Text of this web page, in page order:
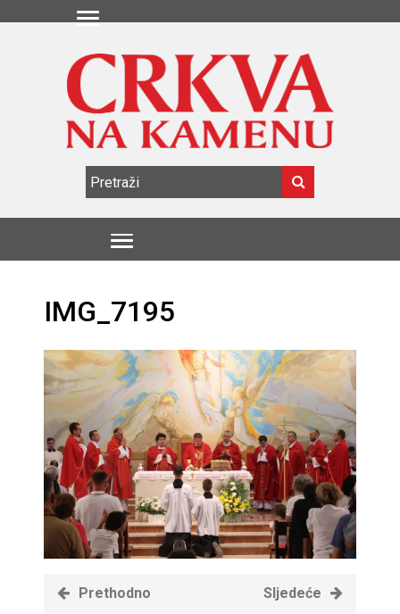
IMG_7195
Prethodno Sljedeće